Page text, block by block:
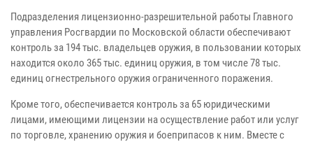
Подразделения лицензионно-разрешительной работы Главного
управления Росгвардии по Московской области обеспечивают
контроль за 194 тыс. владельцев оружия, в пользовании которых
находится около 365 тыс. единиц оружия, в том числе 78 тыс.
единиц огнестрельного оружия ограниченного поражения.
Кроме того, обеспечивается контроль за 65 юридическими
лицами, имеющими лицензии на осуществление работ или услуг
по торговле, хранению оружия и боеприпасов к ним. Вместе с